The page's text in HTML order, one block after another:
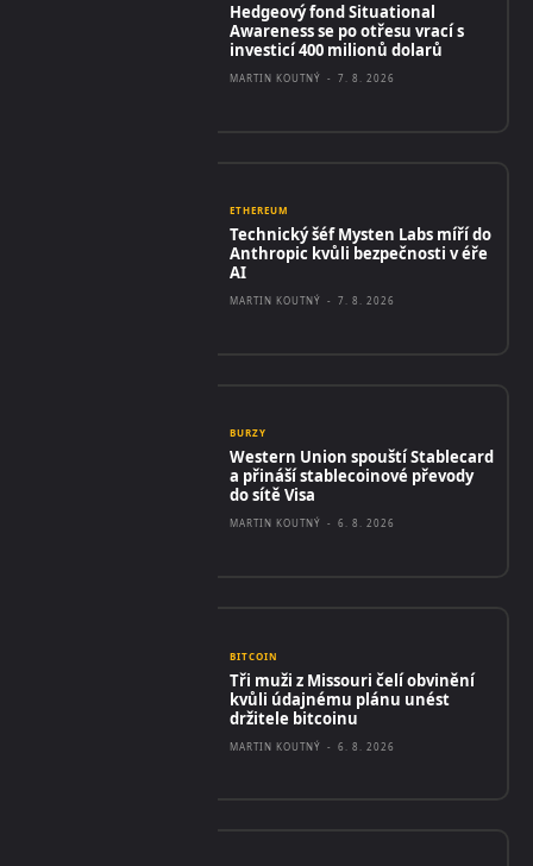
Hedgeový fond Situational
Awareness se po otřesu vrací s
investicí 400 milionů dolarů
MARTIN KOUTNÝ - 7. 8. 2026
ETHEREUM
Technický šéf Mysten Labs míří do
Anthropic kvůli bezpečnosti v éře
AI
MARTIN KOUTNÝ - 7. 8. 2026
BURZY
Western Union spouští Stablecard
a přináší stablecoinové převody
do sítě Visa
MARTIN KOUTNÝ - 6. 8. 2026
BITCOIN
Tři muži z Missouri čelí obvinění
kvůli údajnému plánu unést
držitele bitcoinu
MARTIN KOUTNÝ - 6. 8. 2026